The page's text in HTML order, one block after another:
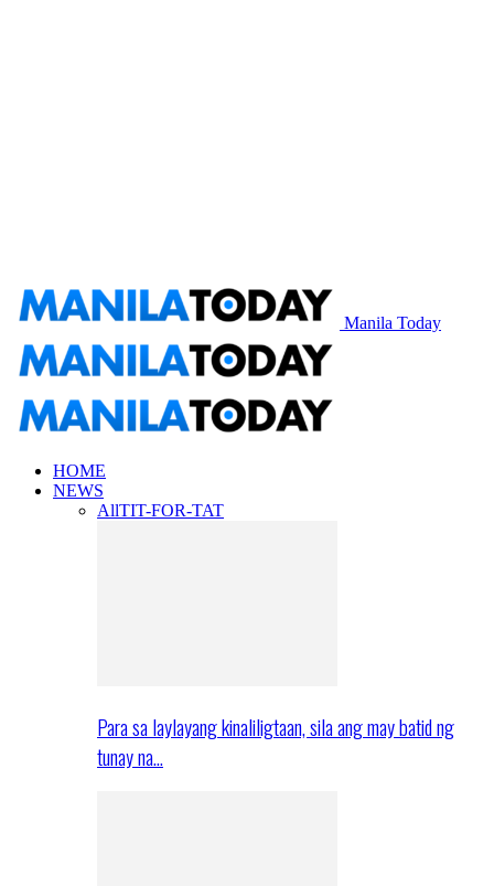
Manila Today
HOME
NEWS
AllTIT-FOR-TAT
Para sa laylayang kinaliligtaan, sila ang may batid ng
tunay na…